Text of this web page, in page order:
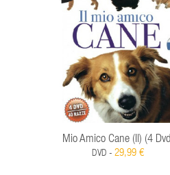
Mio Amico Cane (Il) (4
DVD - 29,99 €